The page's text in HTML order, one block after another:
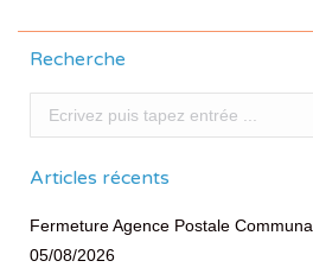
Recherche
Recherche
Articles récents
Fermeture Agence Postale
05/08/2026